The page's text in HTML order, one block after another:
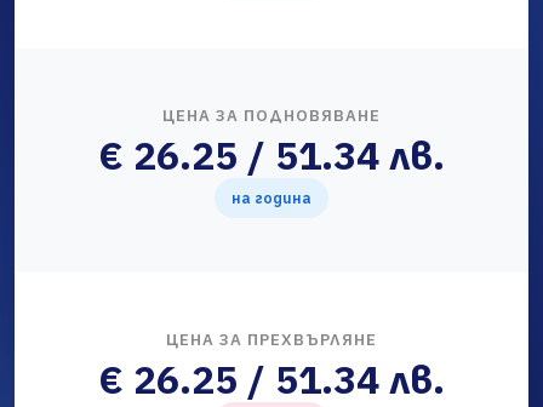
ЦЕНА ЗА ПОДНОВЯВАНЕ
€ 26.25 / 51.34 лв.
на година
ЦЕНА ЗА ПРЕХВЪРЛЯНЕ
€ 26.25 / 51.34 лв.